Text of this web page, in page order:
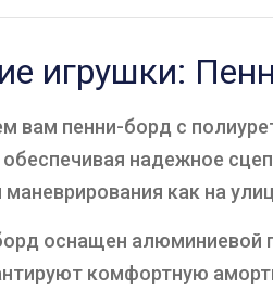
игрушки:
вам пенни-борд с
обеспечивая надежное
маневрирования как на
оснащен алюминиевой
комфортную